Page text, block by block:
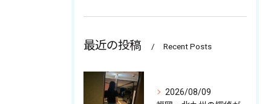
最近の投稿 Recent Posts
2026/08/09